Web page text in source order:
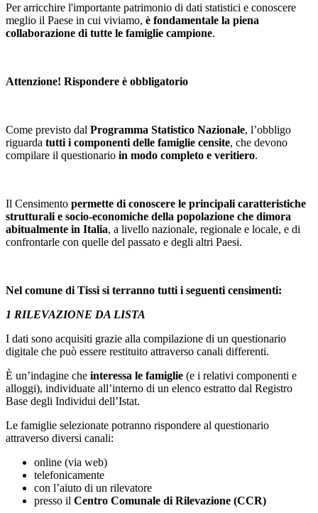
Per arricchire l'importante patrimonio di dati statistici e conoscere
meglio il Paese in cui viviamo, è fondamentale la piena
collaborazione di tutte le famiglie campione.
Attenzione! Rispondere è obbligatorio
Come previsto dal Programma Statistico Nazionale, l’obbligo
riguarda tutti i componenti delle famiglie censite, che devono
compilare il questionario in modo completo e veritiero.
Il Censimento permette di conoscere le principali caratteristiche
strutturali e socio-economiche della popolazione che dimora
abitualmente in Italia, a livello nazionale, regionale e locale, e di
confrontarle con quelle del passato e degli altri Paesi.
Nel comune di Tissi si terranno tutti i seguenti censimenti:
1 RILEVAZIONE DA LISTA
I dati sono acquisiti grazie alla compilazione di un questionario
digitale che può essere restituito attraverso canali differenti.
È un’indagine che interessa le famiglie (e i relativi componenti e
alloggi), individuate all’interno di un elenco estratto dal Registro
Base degli Individui dell’Istat.
Le famiglie selezionate potranno rispondere al questionario
attraverso diversi canali:
online (via web)
telefonicamente
con l’aiuto di un rilevatore
presso il Centro Comunale di Rilevazione (CCR)